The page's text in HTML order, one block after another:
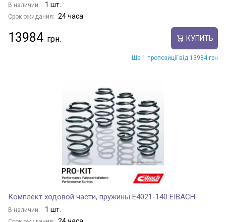
В наличии: 1 шт.
Срок ожидания: 24 часа
13984 КУПИТЬ
Ще 1 пропозиції від 13984 грн
Комплект ходовой части, пружины E4021-140 EIBACH
В наличии: 1 шт.